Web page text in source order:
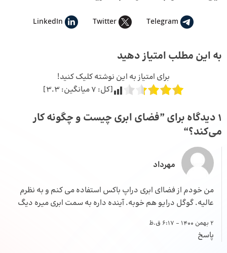
Telegram
Twitter
LinkedIn
به این مطلب امتیاز دهید
برای امتیاز به این نوشته کلیک کنید!
[کل: 7میانگین: 3.3
]
1 دیدگاه برای ”
فضای ابری چیست و چگونه کار
می‌کند؟“
مهرداد
من خودم از فضاای ابری دراپ باکس استفاده می کنم و به نظرم
عالیه. گوگل درایو هم خوبه. آینده داره به سمت ابری میره دیگ
2 بهمن 1400 - 6:17 ق.ظ
پاسخ